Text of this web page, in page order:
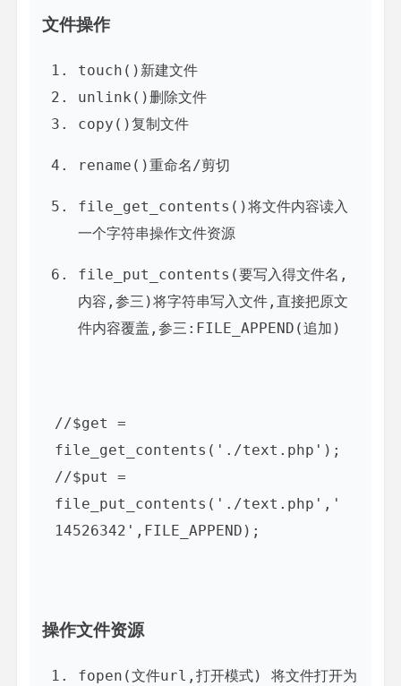
文件操作
touch()新建文件
unlink()删除文件
copy()复制文件
rename()重命名/剪切
file_get_contents()将文件内容读入
一个字符串操作文件资源
file_put_contents(要写入得文件名,
内容,参三)将字符串写入文件,直接把原文
件内容覆盖,参三:FILE_APPEND(追加)
//$get =
file_get_contents('./text.php');
//$put =
file_put_contents('./text.php','
操作文件资源
fopen(文件url,打开模式) 将文件打开为